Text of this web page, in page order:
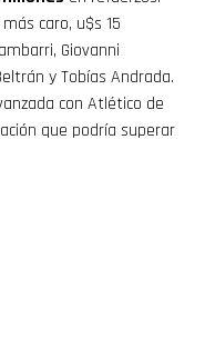
caro, u$s 15
Giovanni
y Tobías Andrada.
con Atlético de
que podría superar